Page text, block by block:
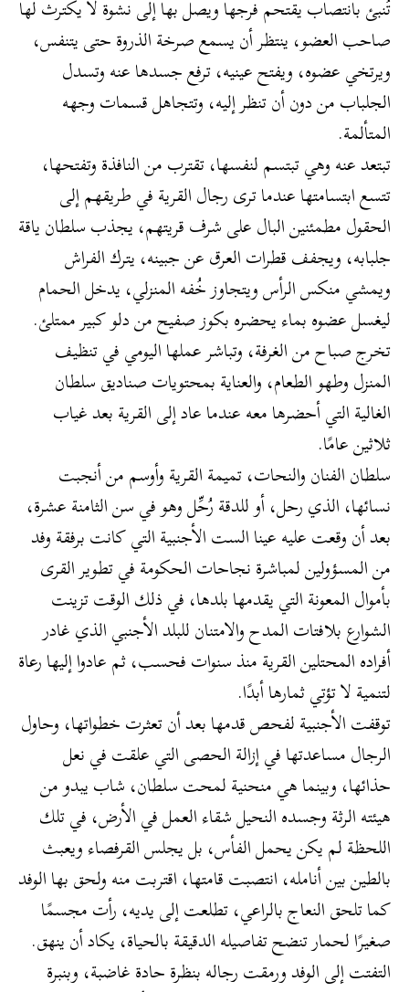
تُنبئ بانتصاب يقتحم فرجها ويصل بها إلى نشوة لا يكترث لها
صاحب العضو، ينتظر أن يسمع صرخة الذروة حتى يتنفس،
ويرتخي عضوه، ويفتح عينيه، ترفع جسدها عنه وتسدل
الجلباب من دون أن تنظر إليه، وتتجاهل قسمات وجهه
المتألمة.
تبتعد عنه وهي تبتسم لنفسها، تقترب من النافذة وتفتحها،
تتسع ابتسامتها عندما ترى رجال القرية في طريقهم إلى
الحقول مطمئنين البال على شرف قريتهم، يجذب سلطان ياقة
جلبابه، ويجفف قطرات العرق عن جبينه، يترك الفراش
ويمشي منكس الرأس ويتجاوز خُفه المنزلي، يدخل الحمام
ليغسل عضوه بماء يحضره بكوز صفيح من دلو كبير ممتلئ.
تخرج صباح من الغرفة، وتباشر عملها اليومي في تنظيف
المنزل وطهو الطعام، والعناية بمحتويات صناديق سلطان
الغالية التي أحضرها معه عندما عاد إلى القرية بعد غياب
ثلاثين عامًا.
سلطان الفنان والنحات، تميمة القرية وأوسم من أنجبت
نسائها، الذي رحل، أو للدقة رُحِّل وهو في سن الثامنة عشرة،
بعد أن وقعت عليه عينا الست الأجنبية التي كانت برفقة وفد
من المسؤولين لمباشرة نجاحات الحكومة في تطوير القرى
بأموال المعونة التي يقدمها بلدها، في ذلك الوقت تزينت
الشوارع بلافتات المدح والامتنان للبلد الأجنبي الذي غادر
أفراده المحتلين القرية منذ سنوات فحسب، ثم عادوا إليها رعاة
لتنمية لا تؤتي ثمارها أبدًا.
توقفت الأجنبية لفحص قدمها بعد أن تعثرت خطواتها، وحاول
الرجال مساعدتها في إزالة الحصى التي علقت في نعل
حذائها، وبينما هي منحنية لمحت سلطان، شاب يبدو من
هيئته الرثة وجسده النحيل شقاء العمل في الأرض، في تلك
اللحظة لم يكن يحمل الفأس، بل يجلس القرفصاء ويعبث
بالطين بين أنامله، انتصبت قامتها، اقتربت منه ولحق بها الوفد
كما تلحق النعاج بالراعي، تطلعت إلى يديه، رأت مجسمًا
صغيرًا لحمار تنضح تفاصيله الدقيقة بالحياة، يكاد أن ينهق.
التفتت إلى الوفد ورمقت رجاله بنظرة حادة غاضبة، وبنبرة